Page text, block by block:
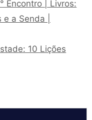
Encontro | Livros:
a Senda |
10 Lições